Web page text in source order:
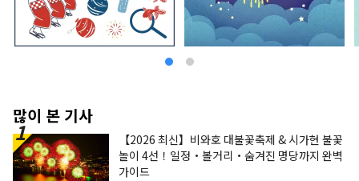
많이 본 기사
【2026 최신】비와호 대불꽃축제 & 시가현 불꽃
놀이 4선！일정・볼거리・숨겨진 명당까지 완벽
가이드